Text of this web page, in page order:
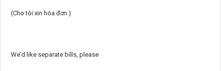
(Cho tôi xin hóa đơn.)
We’d like separate bills, please